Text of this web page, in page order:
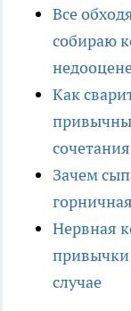
Все
собираю
Как
Зачем
Нервная
привычки
случае